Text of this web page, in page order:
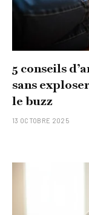
5 conseils
sans
le buzz
13 OCTOBRE 2025